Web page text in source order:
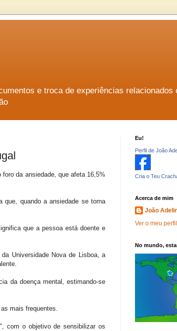
e troca de experiências relacionados
da ansiedade, que afeta 16,5%
que, quando a ansiedade se torna
que a pessoa está doente e
Universidade Nova de Lisboa, a
da doença mental, estimando-se
mais frequentes.
com o objetivo de sensibilizar os
Eu!
Perfil de João
Cria o Teu
Acerca de mim
João
Ver o meu
No mundo,